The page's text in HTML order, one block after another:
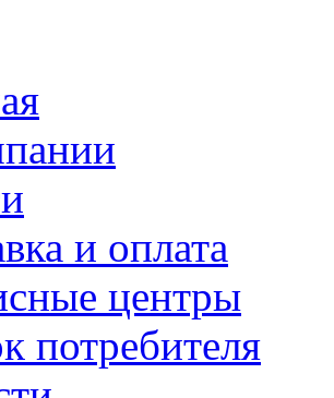
и оплата
центры
потребителя